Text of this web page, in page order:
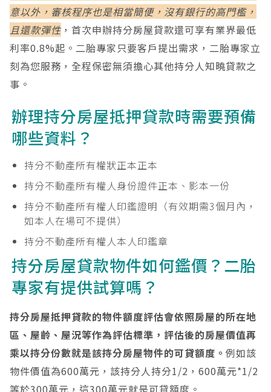
意以外，審核程序也是相當簡便，沒有銀行的高門檻，
且還款彈性，首次申辦持分房屋貸款還可享有業界最低
利率0.8%起。二胎專家只要客戶提出需求，二胎專家立
刻為您服務，全程保密無須擔心其他持分人知曉貸款之
事。
辦理持分房屋抵押貸款時需要預備
哪些資料？
持分不動產所有權狀正本正本
持分不動產所有權人身份證件正本、影本一份
持分不動產所有權人印鑑證明（有效期需3個月內，
如本人在場可不提供）
持分不動產所有權人本人印鑑章
持分房屋貸款物件如何鑑價？二胎
專家有提供試算嗎？
持分房屋抵押貸款的物件額度評估會依照房屋的所在地
區、屋齡、屋況等作為評估標準，評估後的房屋價值再
乘以持分份數就是該持分房屋物件的可貸額度。 例如該
物件價值為600萬元，該持分人持分1/2，600萬元*1/2
等於300萬元，這300萬元就是可貸額度。